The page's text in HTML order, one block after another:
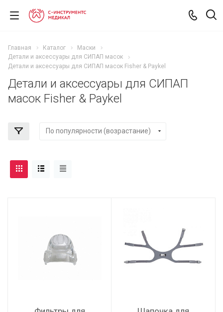
Главная Каталог
Маски
Детали и аксессуары для СИПАП масок
Детали и аксессуары для СИПАП масок Fisher & Paykel
Детали и аксессуары для СИПАП
масок Fisher & Paykel